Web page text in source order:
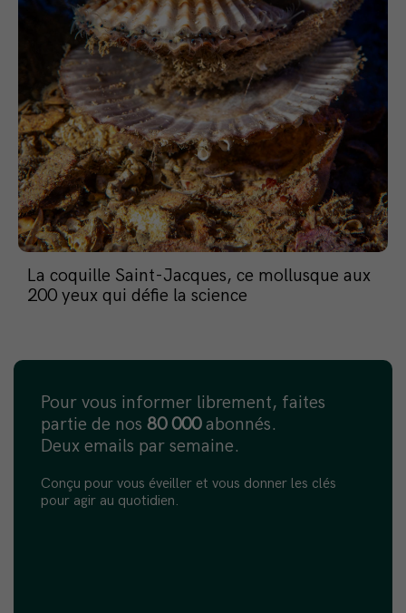
La coquille Saint-Jacques, ce mollusque aux
200 yeux qui défie la science
Pour vous informer librement, faites
partie de nos 80 000abonnés.
Deux emails par semaine.
Conçu pour vous éveiller et vous donner les clés
pour agir au quotidien.